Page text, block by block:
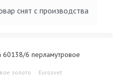
снят с производства
60138/6 перламутровое
золото Eurosvet